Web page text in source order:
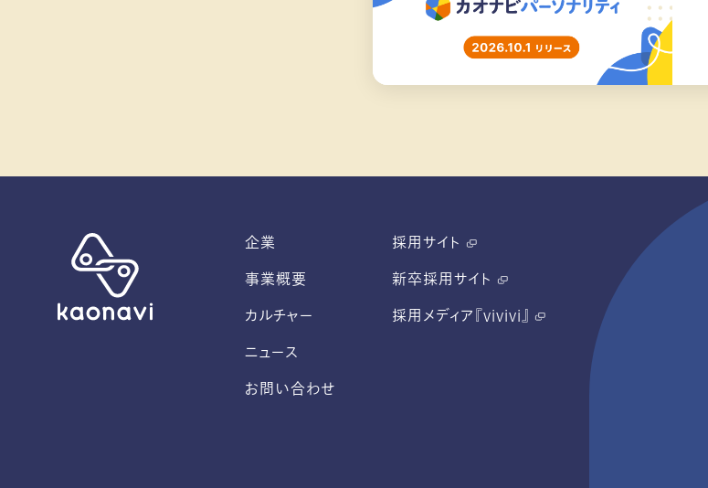
企業
事業概要
カルチャー
ニュース
お問い合わせ
採用サイト
新卒採用サイト
採用メディア『vivivi』